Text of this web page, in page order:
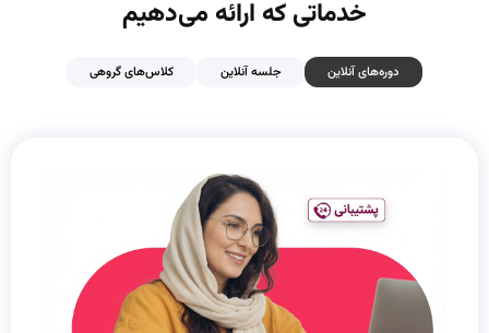
خدماتی که ارائه می‌دهیم
دوره‌های آنلاین جلسه آنلاین کلاس‌های گروهی